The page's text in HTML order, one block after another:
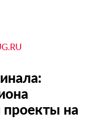
проекты на